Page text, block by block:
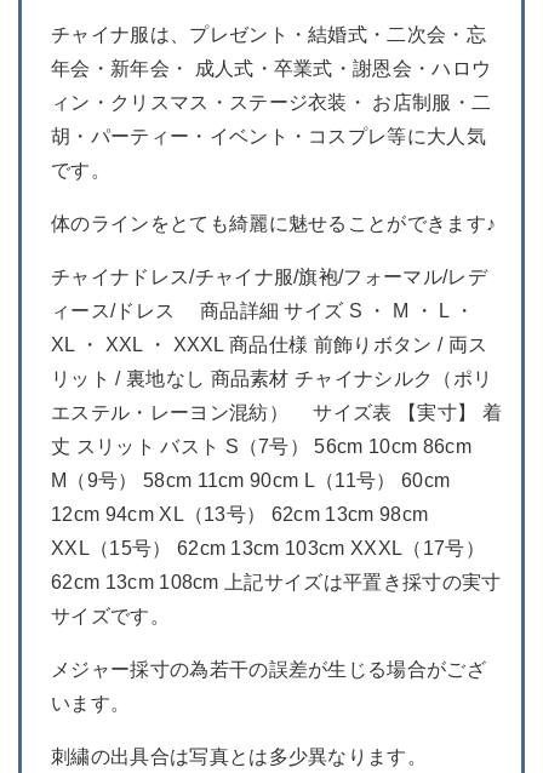
チャイナ服は、プレゼント・結婚式・二次会・忘
年会・新年会・ 成人式・卒業式・謝恩会・ハロウ
ィン・クリスマス・ステージ衣装・ お店制服・二
胡・パーティー・イベント・コスプレ等に大人気
です。
体のラインをとても綺麗に魅せることができます♪
チャイナドレス/チャイナ服/旗袍/フォーマル/レデ
ィース/ドレス 商品詳細 サイズ S ・ M ・ L ・
XL ・ XXL ・ XXXL 商品仕様 前飾りボタン / 両ス
リット / 裏地なし 商品素材 チャイナシルク（ポリ
エステル・レーヨン混紡） サイズ表 【実寸】 着
丈 スリット バスト S（7号） 56cm 10cm 86cm
M（9号） 58cm 11cm 90cm L（11号） 60cm
12cm 94cm XL（13号） 62cm 13cm 98cm
XXL（15号） 62cm 13cm 103cm XXXL（17号）
62cm 13cm 108cm 上記サイズは平置き採寸の実寸
サイズです。
メジャー採寸の為若干の誤差が生じる場合がござ
います。
刺繍の出具合は写真とは多少異なります。